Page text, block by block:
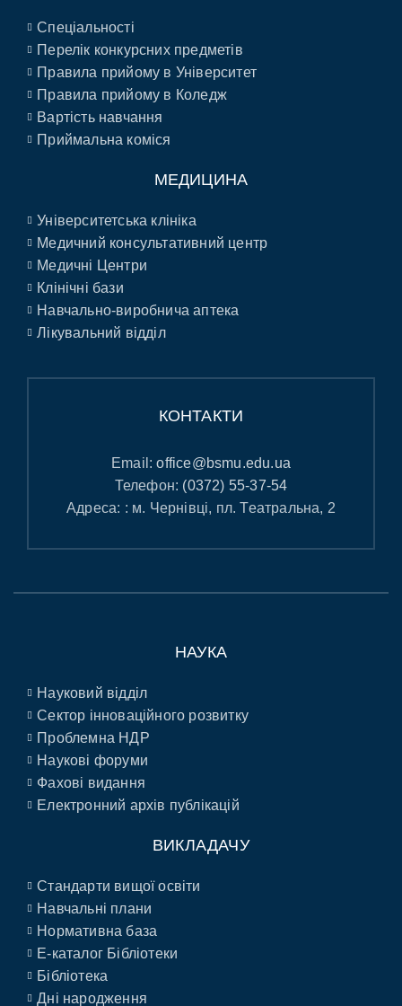
Спеціальності
Перелік конкурсних предметів
Правила прийому в Університет
Правила прийому в Коледж
Вартість навчання
Приймальна коміся
МЕДИЦИНА
Університетська клініка
Медичний консультативний центр
Медичні Центри
Клінічні бази
Навчально-виробнича аптека
Лікувальний відділ
КОНТАКТИ
Email:office@bsmu.edu.ua
Телефон: (0372) 55-37-54
Адреса: : м. Чернівці, пл. Театральна, 2
НАУКА
Науковий відділ
Сектор інноваційного розвитку
Проблемна НДР
Наукові форуми
Фахові видання
Електронний архів публікацій
ВИКЛАДАЧУ
Стандарти вищої освіти
Навчальні плани
Нормативна база
E-каталог Бібліотеки
Бібліотека
Дні народження